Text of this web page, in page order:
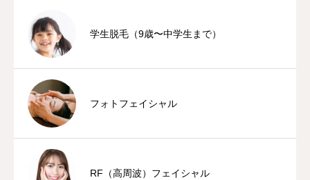
学生脱毛（9歳〜中学生まで）
フォトフェイシャル
RF（高周波）フェイシャル